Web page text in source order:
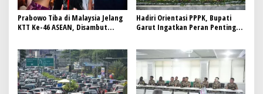
Prabowo Tiba di Malaysia Jelang
KTT Ke-46 ASEAN, Disambut
Hadiri Orientasi PPPK, Bupati
Garut Ingatkan Peran Penting